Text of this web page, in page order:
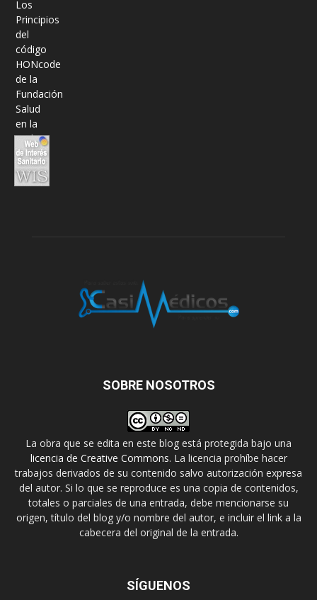
SOBRE NOSOTROS
La obra que se edita en este blog está protegida bajo una
licencia de Creative Commons. La licencia prohíbe hacer
trabajos derivados de su contenido salvo autorización expresa
del autor. Si lo que se reproduce es una copia de contenidos,
totales o parciales de una entrada, debe mencionarse su
origen, título del blog y/o nombre del autor, e incluir el link a la
cabecera del original de la entrada.
SÍGUENOS